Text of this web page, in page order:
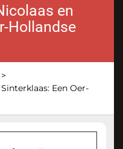
en
Hollandse
>
Een Oer-